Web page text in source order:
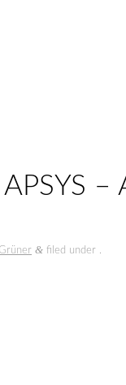
& filed under .